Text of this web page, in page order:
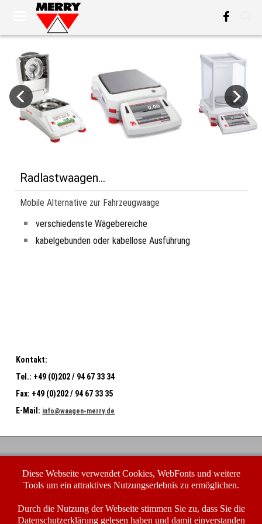
Radlastwaagen...
Mobile Alternative zur Fahrzeugwaage
verschiedenste Wägebereiche
kabelgebunden oder kabellose Ausführung
Kontakt:
Tel.: +49 (0)202 / 94 67 33 34
Fax: +49 (0)202 / 94 67 33 35
E-Mail: info@waagen-merry.de
Buchenhofener Str. 23-25
42329 Wuppertal
Service-Nummer:
Diese Webseite verwendet Cookies, WebFonts und weitere
Tools um ein attraktives Nutzungserlebnis zu ermöglichen.
Durch die Nutzung der Webseite stimmen Sie zu, dass Sie die
Datenschutzerklärunggelesen haben und damit einverstanden